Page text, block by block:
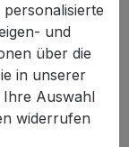
und
über die
in unserer
Ihre Auswahl
widerrufen